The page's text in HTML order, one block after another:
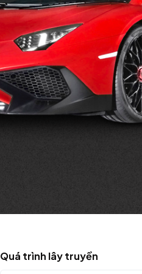
Quá trình lây truyền